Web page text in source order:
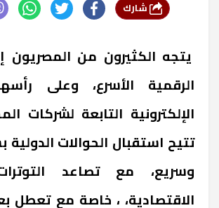
يتجه الكثيرون من المصريون
الرقمية الأسرع، وعلى
الإلكترونية التابعة لشركات
تتيح استقبال الحوالات
وسريع، مع تصاعد
الاقتصادية، ، خاصة مع